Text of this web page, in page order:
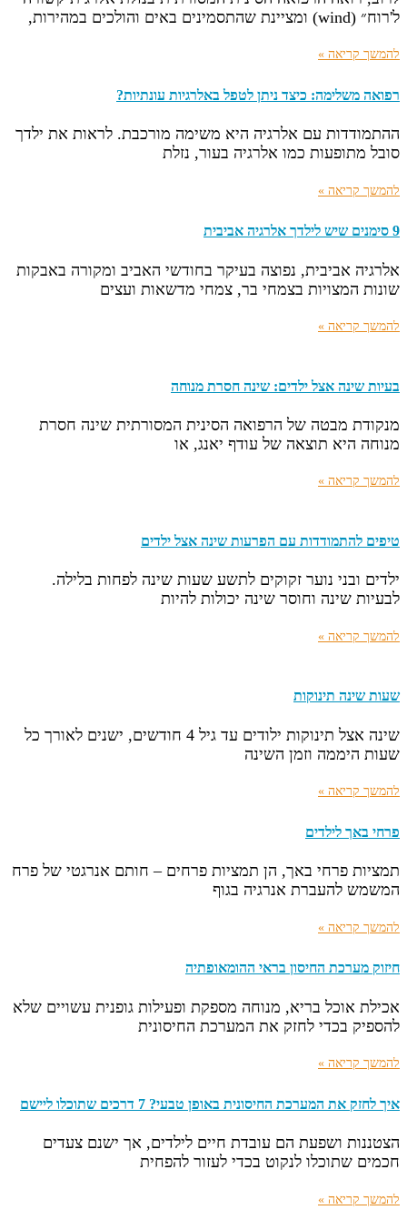
ל'רוח״ (wind) ומציינת שהתסמינים באים והולכים במהירות,
להמשך קריאה »
רפואה משלימה: כיצד ניתן לטפל באלרגיות עונתיות?
ההתמודדות עם אלרגיה היא משימה מורכבת. לראות את ילדך
סובל מתופעות כמו אלרגיה בעור, נזלת
להמשך קריאה »
9 סימנים שיש לילדך אלרגיה אביבית
אלרגיה אביבית, נפוצה בעיקר בחודשי האביב ומקורה באבקות
שונות המצויות בצמחי בר, צמחי מדשאות ועצים
להמשך קריאה »
בעיות שינה אצל ילדים: שינה חסרת מנוחה
מנקודת מבטה של הרפואה הסינית המסורתית שינה חסרת
מנוחה היא תוצאה של עודף יאנג, או
להמשך קריאה »
טיפים להתמודדות עם הפרעות שינה אצל ילדים
ילדים ובני נוער זקוקים לתשע שעות שינה לפחות בלילה.
לבעיות שינה וחוסר שינה יכולות להיות
להמשך קריאה »
שעות שינה תינוקות
שינה אצל תינוקות ילודים עד גיל 4 חודשים, ישנים לאורך כל
שעות היממה וזמן השינה
להמשך קריאה »
פרחי באך לילדים
תמציות פרחי באך, הן תמציות פרחים – חותם אנרגטי של פרח
המשמש להעברת אנרגיה בגוף
להמשך קריאה »
חיזוק מערכת החיסון בראי ההומאופתיה
אכילת אוכל בריא, מנוחה מספקת ופעילות גופנית עשויים שלא
להספיק בכדי לחזק את המערכת החיסונית
להמשך קריאה »
איך לחזק את המערכת החיסונית באופן טבעי? 7 דרכים שתוכלו ליישם
הצטננות ושפעת הם עובדת חיים לילדים, אך ישנם צעדים
חכמים שתוכלו לנקוט בכדי לעזור להפחית
להמשך קריאה »